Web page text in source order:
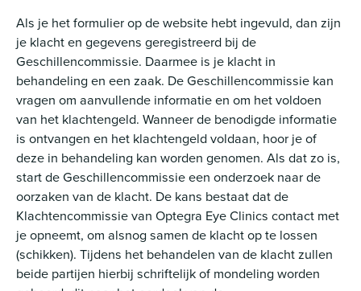
Als je het formulier op de website hebt ingevuld, dan zijn
je klacht en gegevens geregistreerd bij de
Geschillencommissie. Daarmee is je klacht in
behandeling en een zaak. De Geschillencommissie kan
vragen om aanvullende informatie en om het voldoen
van het klachtengeld. Wanneer de benodigde informatie
is ontvangen en het klachtengeld voldaan, hoor je of
deze in behandeling kan worden genomen. Als dat zo is,
start de Geschillencommissie een onderzoek naar de
oorzaken van de klacht. De kans bestaat dat de
Klachtencommissie van Optegra Eye Clinics contact met
je opneemt, om alsnog samen de klacht op te lossen
(schikken). Tijdens het behandelen van de klacht zullen
beide partijen hierbij schriftelijk of mondeling worden